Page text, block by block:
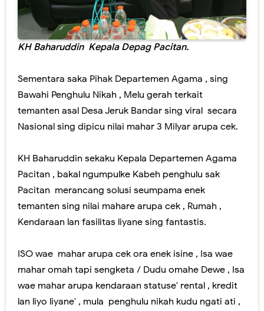
KH Baharuddin Kepala Depag Pacitan.
Sementara saka Pihak Departemen Agama , sing
Bawahi Penghulu Nikah , Melu gerah terkait
temanten asal Desa Jeruk Bandar sing viral secara
Nasional sing dipicu nilai mahar 3 Milyar arupa cek.
KH Baharuddin sekaku Kepala Departemen Agama
Pacitan , bakal ngumpulke Kabeh penghulu sak
Pacitan merancang solusi seumpama enek
temanten sing nilai mahare arupa cek , Rumah ,
Kendaraan lan fasilitas liyane sing fantastis.
ISO wae mahar arupa cek ora enek isine , Isa wae
mahar omah tapi sengketa / Dudu omahe Dewe , Isa
wae mahar arupa kendaraan statuse' rental , kredit
lan liyo liyane' , mula penghulu nikah kudu ngati ati ,